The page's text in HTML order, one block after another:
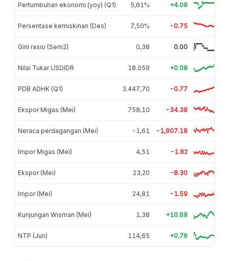
Pertumbuhan ekonomi (yoy) (Q1) 5,61% +4.08
Persentase kemiskinan (Des) 7,50% -0.75
Gini rasio (Sem2) 0,38 0.00
Nilai Tukar USDIDR 18.059 +0.08
PDB ADHK (Q1) 3.447,70 -0.77
Ekspor Migas (Mei) 758,10 -34.38
Neraca perdagangan (Mei) -1,61 -1,907.18
Impor Migas (Mei) 4,51 -1.82
Ekspor (Mei) 23,20 -8.30
Impor (Mei) 24,81 -1.59
Kunjungan Wisman (Mei) 1,38 +10.69
NTP (Jun) 114,65 +0.76